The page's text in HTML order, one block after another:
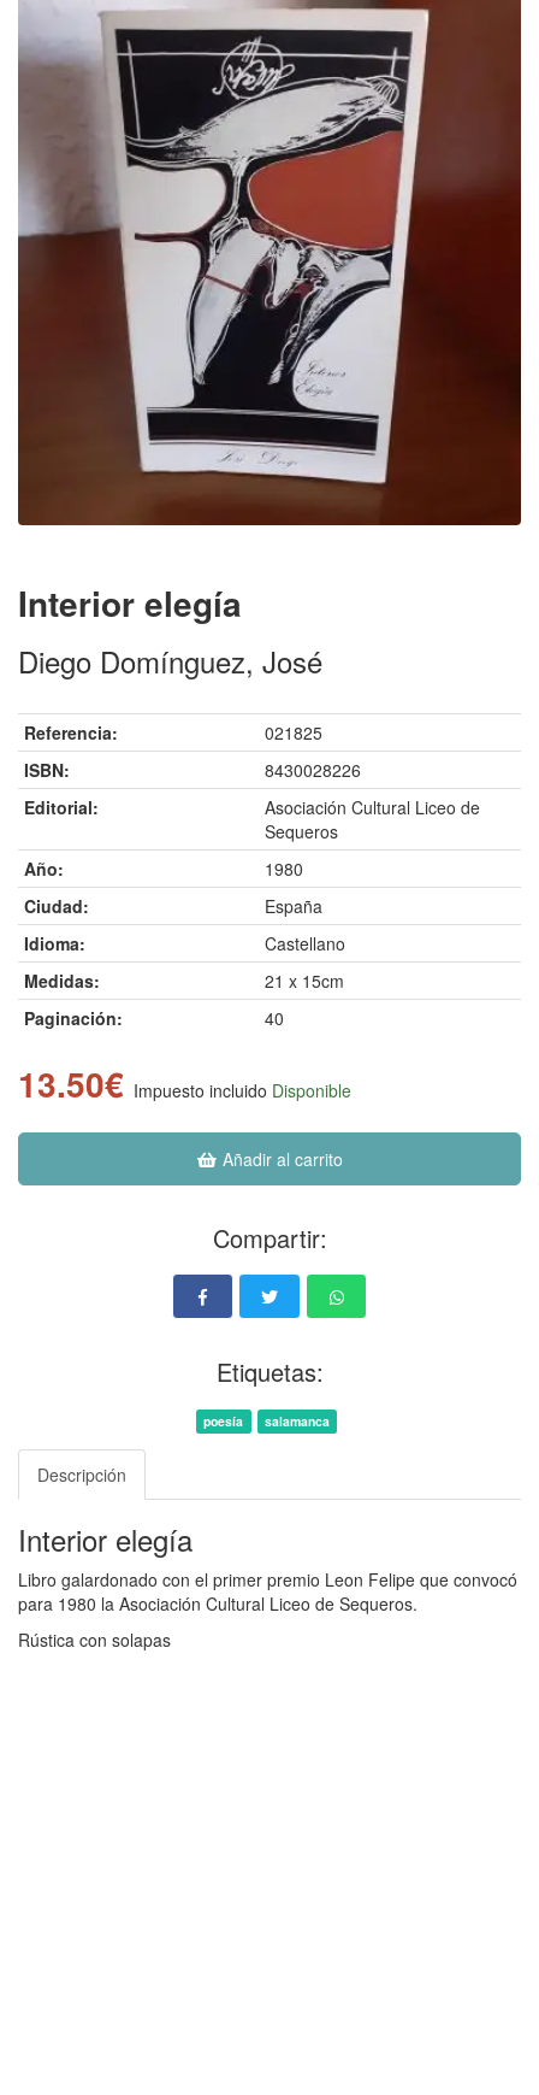
Interior elegía
Diego Domínguez, José
Referencia:
021825
ISBN:
8430028226
Editorial:
Asociación Cultural Liceo de
Sequeros
Año:
1980
Ciudad:
España
Idioma:
Castellano
Medidas:
21 x 15cm
Paginación:
40
13.50€ Impuesto incluido Disponible
Añadir al carrito
Compartir:
Etiquetas:
poesía salamanca
Descripción
Interior elegía
Libro galardonado con el primer premio Leon Felipe que convocó
para 1980 la Asociación Cultural Liceo de Sequeros.
Rústica con solapas